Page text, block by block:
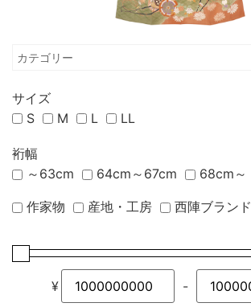
カテゴリー
サイズ
S
M L LL
裄幅
～63cm
64cm～67cm 68cm～
作家物 産地・工房 西陣ブランド
¥ -